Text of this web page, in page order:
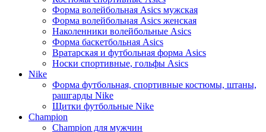
Форма волейбольная Asics мужская
Форма волейбольная Asics женская
Наколенники волейбольные Asics
Форма баскетбольная Asics
Вратарская и футбольная форма Asics
Носки спортивные, гольфы Asics
Nike
Форма футбольная, спортивные костюмы, штаны,
рашгарды Nike
Щитки футбольные Nike
Champion
Champion для мужчин